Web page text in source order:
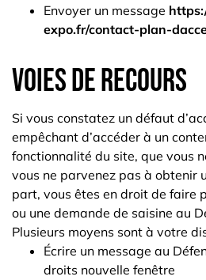
Envoyer un message
expo.fr/contact-plan-
Voies de recours
Si vous constatez un défaut
empêchant d’accéder à un
fonctionnalité du site, que vous
vous ne parvenez pas à obtenir
part, vous êtes en droit de faire
ou une demande de saisine au
Plusieurs moyens sont à votre
Écrire un message au
droits nouvelle fenêtre